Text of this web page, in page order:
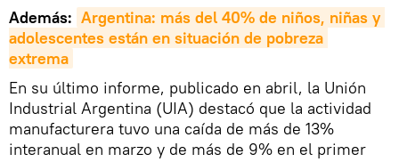
Además: Argentina: más del 40% de niños, niñas y
adolescentes están en situación de pobreza
extrema
En su último informe, publicado en abril, la Unión
Industrial Argentina (UIA) destacó que la actividad
manufacturera tuvo una caída de más de 13%
interanual en marzo y de más de 9% en el primer